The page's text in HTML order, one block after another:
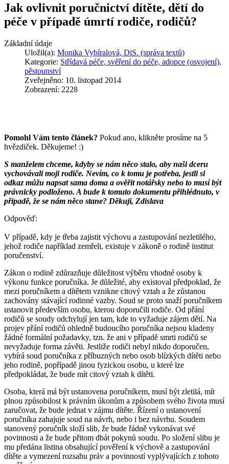
Jak ovlivnit poručnictví dítěte, dětí do
péče v případě úmrtí rodiče, rodičů?
Základní údaje
Uložil(a): Monika Vybíralová, DiS. (správa textů)
Kategorie: Střídavá péče, svěření do péče, adopce (osvojení),
pěstounství
Zveřejněno: 10. listopad 2014
Zobrazení: 2228
Pomohl Vám tento článek? Pokud ano, klikněte prosíme na 5
hvězdiček. Děkujeme! :)
S manželem chceme, kdyby se nám něco stalo, aby naši dceru
vychovávali moji rodiče. Nevím, co k tomu je potřeba, jestli si
odkaz můžu napsat sama doma a ověřit notářsky nebo to musí být
právnicky podloženo. A bude k tomuto dokumentu přihlédnuto, v
připadě, že se nám něco stane? Děkuji, Zdislava
Odpověď:
V případě, kdy je třeba zajistit výchovu a zastupování nezletilého,
jehož rodiče například zemřeli, existuje v zákoně o rodině institut
poručenství.
Zákon o rodině zdůrazňuje důležitost výběru vhodné osoby k
výkonu funkce poručníka. Je důležité, aby existoval předpoklad, že
mezi poručníkem a dítětem vznikne citový vztah a že zůstanou
zachovány stávající rodinné vazby. Soud se proto snaží poručníkem
ustanovit především osobu, kterou doporučili rodiče. Od přání
rodičů se soudy odchylují jen tam, kde to vyžaduje zájem dětí. Na
projev přání rodičů ohledně budoucího poručníka nejsou kladeny
žádné formální požadavky, tzn. že ani v případě smrti rodičů se
nevyžaduje forma závěti. Jestliže rodiči nebyl nikdo doporučen,
vybírá soud poručníka z příbuzných nebo osob blízkých dítěti nebo
jeho rodině, popřípadě jinou fyzickou osobu, u které lze
předpokládat, že bude mít citový vztah k dítěti.
Osoba, která má být ustanovena poručníkem, musí být zletilá, mít
plnou způsobilost k právním úkonům a způsobem svého života musí
zaručovat, že bude jednat v zájmu dítěte. Řízení o ustanovení
poručníka zahajuje soud na návrh, nebo i bez návrhu. Soudem
stanovený poručník složí slib, že bude řádně vykonávat své
povinnosti a že bude přitom dbát pokynů soudu. Po složení slibu je
mu předána listina obsahující pověření k výchově a zastupování
dítěte a vymezení rozsahu práv a povinností vyplývajících z tohoto